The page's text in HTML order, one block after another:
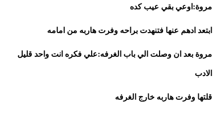
مروة:اوعي بقي عيب كده
ابتعد ادهم عنها فتنهدت براحه وفرت هاربه من امامه
الادب
قلتها وفرت هاربه خارج الغرفه